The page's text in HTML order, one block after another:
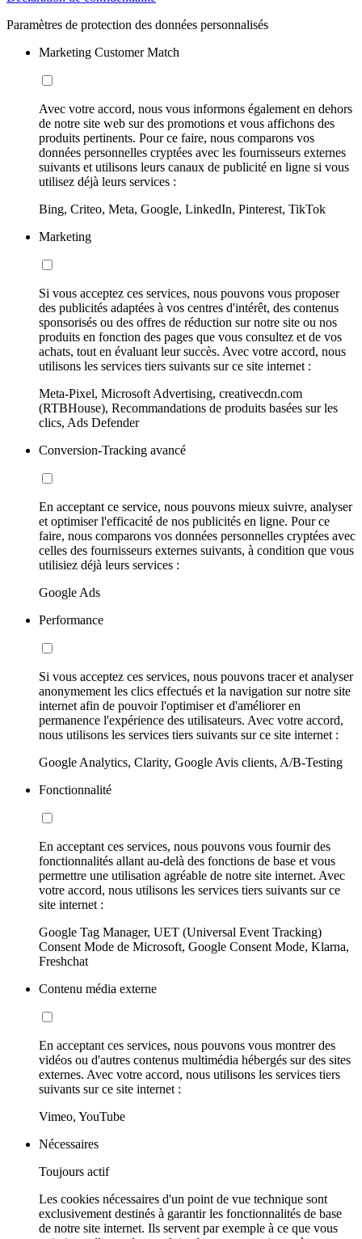
Paramètres de protection des données personnalisés
Marketing Customer Match
Avec votre accord, nous vous informons également en dehors
de notre site web sur des promotions et vous affichons des
produits pertinents. Pour ce faire, nous comparons vos
données personnelles cryptées avec les fournisseurs externes
suivants et utilisons leurs canaux de publicité en ligne si vous
utilisez déjà leurs services :
Bing, Criteo, Meta, Google, LinkedIn, Pinterest, TikTok
Marketing
Si vous acceptez ces services, nous pouvons vous proposer
des publicités adaptées à vos centres d'intérêt, des contenus
sponsorisés ou des offres de réduction sur notre site ou nos
produits en fonction des pages que vous consultez et de vos
achats, tout en évaluant leur succès. Avec votre accord, nous
utilisons les services tiers suivants sur ce site internet :
Meta-Pixel, Microsoft Advertising, creativecdn.com
(RTBHouse), Recommandations de produits basées sur les
clics, Ads Defender
Conversion-Tracking avancé
En acceptant ce service, nous pouvons mieux suivre, analyser
et optimiser l'efficacité de nos publicités en ligne. Pour ce
faire, nous comparons vos données personnelles cryptées avec
celles des fournisseurs externes suivants, à condition que vous
utilisiez déjà leurs services :
Google Ads
Performance
Si vous acceptez ces services, nous pouvons tracer et analyser
anonymement les clics effectués et la navigation sur notre site
internet afin de pouvoir l'optimiser et d'améliorer en
permanence l'expérience des utilisateurs. Avec votre accord,
nous utilisons les services tiers suivants sur ce site internet :
Google Analytics, Clarity, Google Avis clients, A/B-Testing
Fonctionnalité
En acceptant ces services, nous pouvons vous fournir des
fonctionnalités allant au-delà des fonctions de base et vous
permettre une utilisation agréable de notre site internet. Avec
votre accord, nous utilisons les services tiers suivants sur ce
site internet :
Google Tag Manager, UET (Universal Event Tracking)
Consent Mode de Microsoft, Google Consent Mode, Klarna,
Freshchat
Contenu média externe
En acceptant ces services, nous pouvons vous montrer des
vidéos ou d'autres contenus multimédia hébergés sur des sites
externes. Avec votre accord, nous utilisons les services tiers
suivants sur ce site internet :
Vimeo, YouTube
Nécessaires
Toujours actif
Les cookies nécessaires d'un point de vue technique sont
exclusivement destinés à garantir les fonctionnalités de base
de notre site internet. Ils servent par exemple à ce que vous